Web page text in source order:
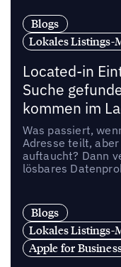
Blogs
Lokales Listings-
Located-in
Suche
kommen im
Was passiert,
Adresse teilt,
auftaucht? Dann
lösbares
Blogs
Lokales Listings-
Apple for